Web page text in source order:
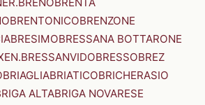
BRENTONICOBRENZONE
BRESIMOBRESSANA BOTTARONE
BRESSANVIDOBRESSOBREZ
BRIAGLIABRIATICOBRICHERASIO
ALTABRIGA NOVARESE